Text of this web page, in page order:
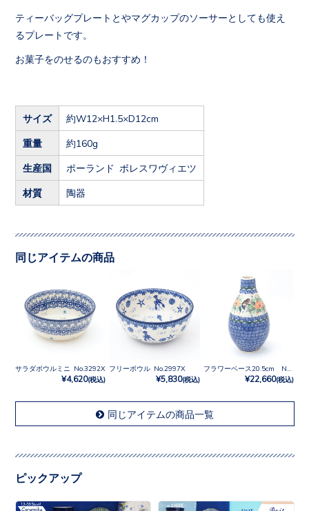
ティーバッグプレートとやマグカップのソーサーとしても使え
るプレートです。
お菓子をのせるのもおすすめ！
サイズ 約W12×H1.5×D12cm
重量 約160g
生産国 ポーランド ボレスワヴィエツ
材質 陶器
同じアイテムの商品
サラダボウルミニ No.3292X
¥4,620(税込)
フリーボウル No.2997X
¥5,830(税込) ¥22,660(税込)
同じアイテムの商品一覧
ピックアップ